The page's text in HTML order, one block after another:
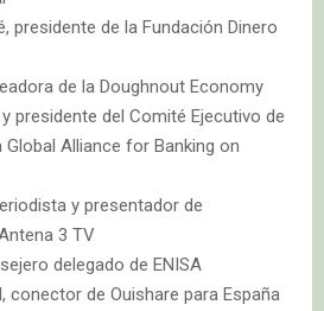
presidente de la Fundación Dinero
de la Doughnout Economy
presidente del Comité Ejecutivo de
Global Alliance for Banking on
y presentador de
3 TV
delegado de ENISA
conector de Ouishare para España